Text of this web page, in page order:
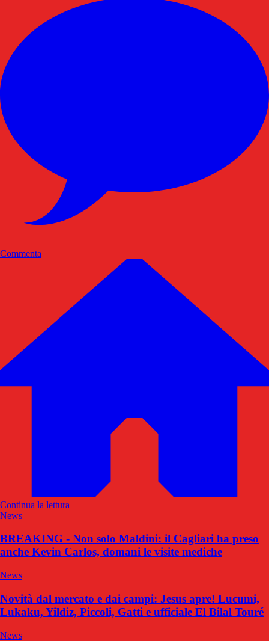
Commenta
Continua la lettura
News
BREAKING - Non solo Maldini: il Cagliari ha preso
anche Kevin Carlos, domani le visite mediche
News
Novità dal mercato e dai campi: Jesus apre! Lucumi,
Lukaku, Yildiz, Piccoli, Gatti e ufficiale El Bilal Touré
News